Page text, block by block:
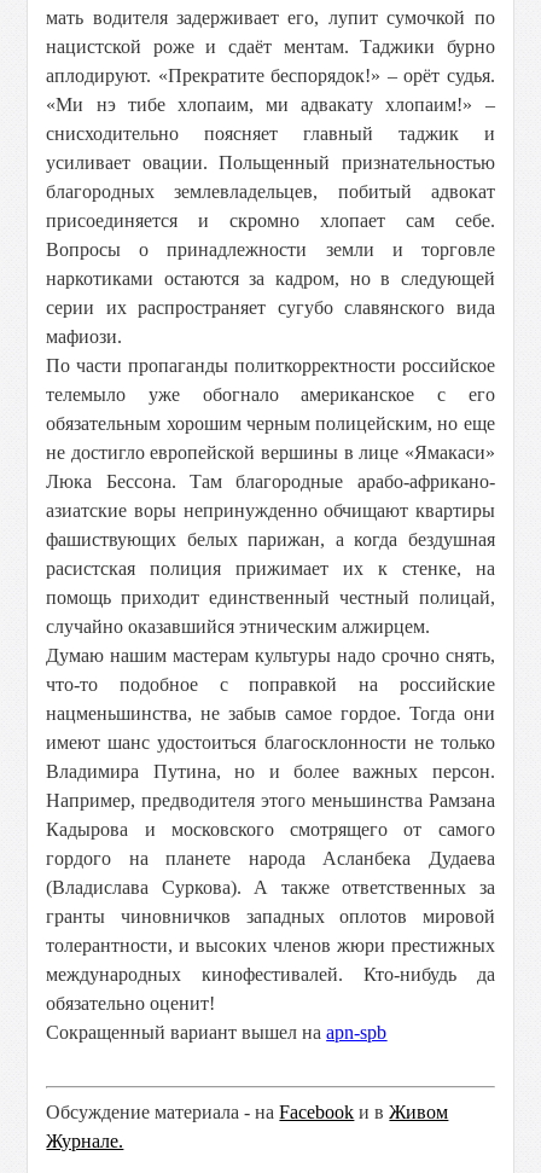
мать водителя задерживает его, лупит сумочкой по
нацистской роже и сдаёт ментам. Таджики бурно
аплодируют. «Прекратите беспорядок!» – орёт судья.
«Ми нэ тибе хлопаим, ми адвакату хлопаим!» –
снисходительно поясняет главный таджик и
усиливает овации. Польщенный признательностью
благородных землевладельцев, побитый адвокат
присоединяется и скромно хлопает сам себе.
Вопросы о принадлежности земли и торговле
наркотиками остаются за кадром, но в следующей
серии их распространяет сугубо славянского вида
мафиози.
По части пропаганды политкорректности российское
телемыло уже обогнало американское с его
обязательным хорошим черным полицейским, но еще
не достигло европейской вершины в лице «Ямакаси»
Люка Бессона. Там благородные арабо-африкано-
азиатские воры непринужденно обчищают квартиры
фашиствующих белых парижан, а когда бездушная
расистская полиция прижимает их к стенке, на
помощь приходит единственный честный полицай,
случайно оказавшийся этническим алжирцем.
Думаю нашим мастерам культуры надо срочно снять,
что-то подобное с поправкой на российские
нацменьшинства, не забыв самое гордое. Тогда они
имеют шанс удостоиться благосклонности не только
Владимира Путина, но и более важных персон.
Например, предводителя этого меньшинства Рамзана
Кадырова и московского смотрящего от самого
гордого на планете народа Асланбека Дудаева
(Владислава Суркова). А также ответственных за
гранты чиновничков западных оплотов мировой
толерантности, и высоких членов жюри престижных
международных кинофестивалей. Кто-нибудь да
обязательно оценит!
Сокращенный вариант вышел наapn-spb
Обсуждение материала - наFacebook и вЖивом
Журнале.